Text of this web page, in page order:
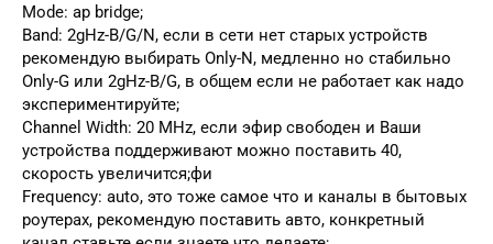
Mode: ap bridge;
Band: 2gHz-B/G/N, если в сети нет старых устройств
рекомендую выбирать Only-N, медленно но стабильно
Only-G или 2gHz-B/G, в общем если не работает как надо
экспериментируйте;
Channel Width: 20 MHz, если эфир свободен и Ваши
устройства поддерживают можно поставить 40,
скорость увеличится;фи
Frequency: auto, это тоже самое что и каналы в бытовых
роутерах, рекомендую поставить авто, конкретный